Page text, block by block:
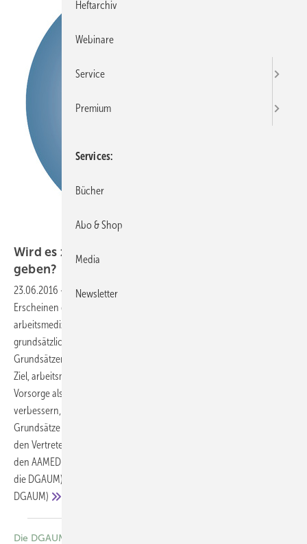
Wird es zukünftig noch DGUV-Grundsätze
geben?
23.06.2016 - Berufsgenossenschaftliche Grundsätze
Erscheinen der 6. Auflage der DGUV-Grundsätze (2014) für
arbeitsmedizinische Untersuchungen gab es von vielen Seiten
grundsätzliche Kritik an den seit vielen Jahren gern genutzten DGUV-
Grundsätzen für die arbeitsmedizinischen Untersuchungen. Mit dem
Ziel, arbeitsmedizinische Empfehlungen zur arbeitsmedizinischen
Vorsorge als Orientierungshilfe in der Praxis zu erhalten und zu
verbessern, starteten nun die Arbeiten an der 7. Auflage der DGUV-
Grundsätze unter einer neuen Konstellation in Zusammenarbeit mit
den Vertretern der deutschen Arbeitsmedizin.
den AAMED-GUV und die DGUV), Thomas Brüning (für die DGUV und
die DGAUM), Dennis Nowak, Stephan Letzel, Hans Drexler (für die
DGAUM)
Die DGAUM informiert
Heftarchiv
Webinare
Service
Premium
Services
Bücher
Abo & Shop
Media
Newsletter